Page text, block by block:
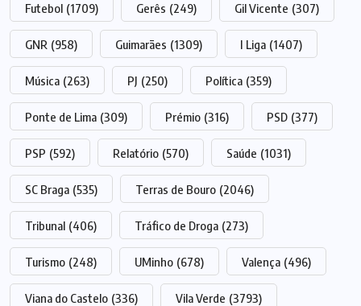
Futebol (1709) Gerês (249) Gil Vicente (307)
GNR (958) Guimarães (1309) I Liga (1407)
Música (263) PJ (250) Política (359)
Ponte de Lima (309) Prémio (316) PSD (377)
PSP (592) Relatório (570) Saúde (1031)
SC Braga (535) Terras de Bouro (2046)
Tribunal (406) Tráfico de Droga (273)
Turismo (248) UMinho (678) Valença (496)
Viana do Castelo (336) Vila Verde (3793)